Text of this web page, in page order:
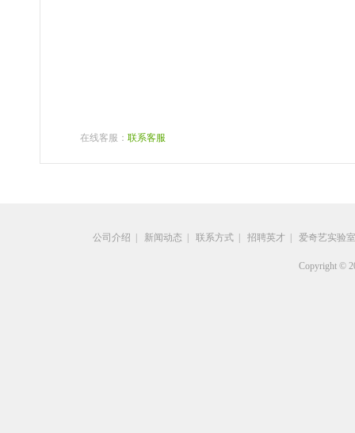
在线客服： 联系客服
公司介绍 | 新闻动态 | 联系方式 | 招聘英才 | 爱奇艺实验
Copyright ©